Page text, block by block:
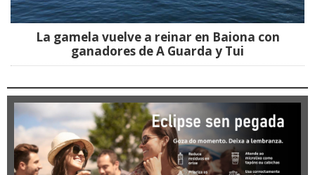
La gamela vuelve a reinar en Baiona con
ganadores de A Guarda y Tui